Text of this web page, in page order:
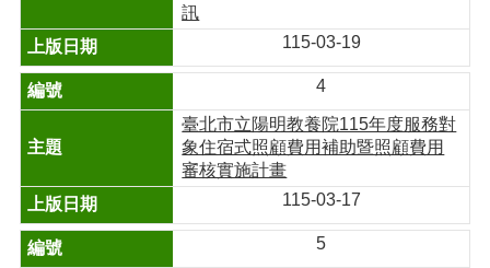
訊
115-03-19
4
臺北市立陽明教養院115年度服務對
象住宿式照顧費用補助暨照顧費用
審核實施計畫
115-03-17
5